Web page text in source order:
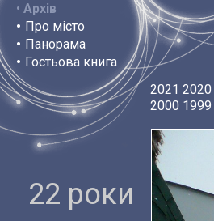
• Архів
• Про місто
• Панорама
• Гостьова книга
22 роки
2021 2020
2000 1999